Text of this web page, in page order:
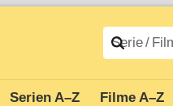
Serien A–Z Filme A–Z